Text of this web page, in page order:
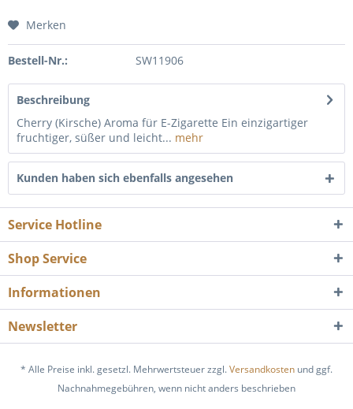
Merken
Bestell-Nr.: SW11906
Beschreibung
Cherry (Kirsche) Aroma für E-Zigarette Ein einzigartiger
fruchtiger, süßer und leicht... mehr
Kunden haben sich ebenfalls angesehen
Service Hotline
Shop Service
Informationen
Newsletter
* Alle Preise inkl. gesetzl. Mehrwertsteuer zzgl.Versandkosten und ggf.
Nachnahmegebühren, wenn nicht anders beschrieben